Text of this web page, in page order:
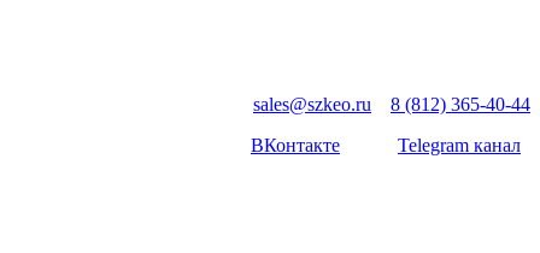
sales@szkeo.ru
8 (812) 365-40-44
ВКонтакте
Telegram канал